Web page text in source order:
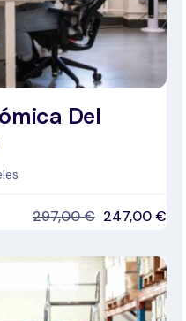
Del
297,00€ 247,00€